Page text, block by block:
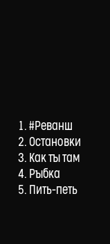
#Реванш
Остановки
Как ты там
Рыбка
Пить-петь